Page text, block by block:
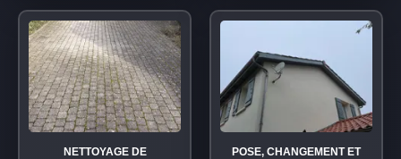
NETTOYAGE DE
POSE, CHANGEMENT ET